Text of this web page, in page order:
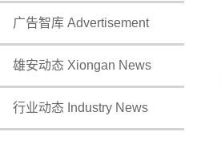
广告智库 Advertisement
雄安动态 Xiongan News
行业动态 Industry News